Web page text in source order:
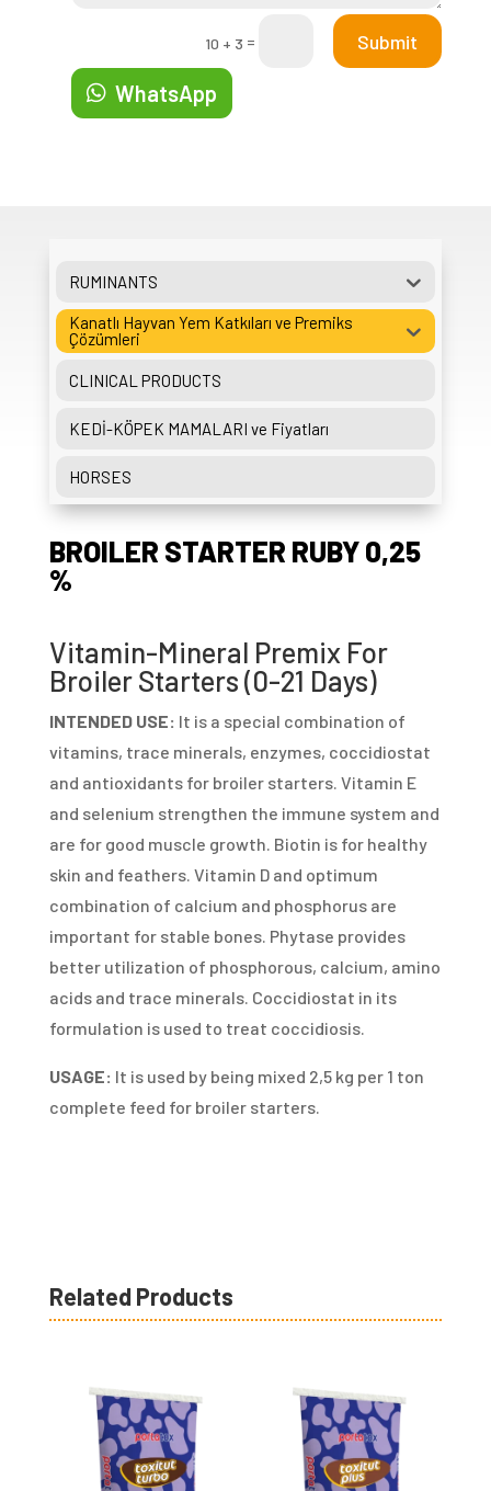
10 + 3 = Submit
WhatsApp
RUMINANTS
Kanatlı Hayvan Yem Katkıları ve Premiks
Çözümleri
CLINICAL PRODUCTS
KEDİ-KÖPEK MAMALARI ve Fiyatları
HORSES
BROILER STARTER RUBY 0,25
%
Vitamin-Mineral Premix For
Broiler Starters (0-21 Days)
INTENDED USE: It is a special combination of
vitamins, trace minerals, enzymes, coccidiostat
and antioxidants for broiler starters. Vitamin E
and selenium strengthen the immune system and
are for good muscle growth. Biotin is for healthy
skin and feathers. Vitamin D and optimum
combination of calcium and phosphorus are
important for stable bones. Phytase provides
better utilization of phosphorous, calcium, amino
acids and trace minerals. Coccidiostat in its
formulation is used to treat coccidiosis.
USAGE: It is used by being mixed 2,5 kg per 1 ton
complete feed for broiler starters.
Related Products